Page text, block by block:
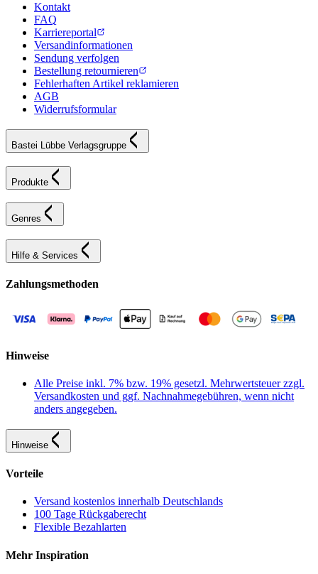
Kontakt
FAQ
Karriereportal
Versandinformationen
Sendung verfolgen
Bestellung retournieren
Fehlerhaften Artikel reklamieren
AGB
Widerrufsformular
Bastei Lübbe Verlagsgruppe
Produkte
Genres
Hilfe & Services
Zahlungsmethoden
Hinweise
Alle Preise inkl. 7% bzw. 19% gesetzl. Mehrwertsteuer zzgl.
Versandkosten und ggf. Nachnahmegebühren, wenn nicht
anders angegeben.
Hinweise
Vorteile
Versand kostenlos innerhalb Deutschlands
100 Tage Rückgaberecht
Flexible Bezahlarten
Mehr Inspiration